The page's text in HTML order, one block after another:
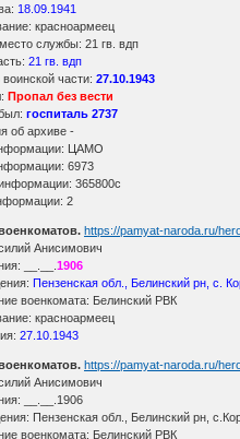
18.09.1941
красноармеец
службы: 21 гв. вдп
21 гв. вдп
части:27.10.1943
Пропал без вести
госпиталь 2737
об архиве -
ЦАМО
6973
365800с
2
https://pamyat-naroda.ru/
Анисимович
__.__.1906
Пензенская обл., Белинский рн, с.
военкомата: Белинский РВК
красноармеец
27.10.1943
https://pamyat-naroda.ru/
Анисимович
__.__.1906
Пензенская обл., Белинский рн,
военкомата: Белинский РВК